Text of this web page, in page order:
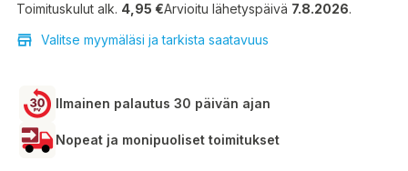
Toimituskulut alk. 4,95 €Arvioitu lähetyspäivä 7.8.2026.
Valitse myymäläsi ja tarkista saatavuus
Ilmainen palautus 30 päivän ajan
Nopeat ja monipuoliset toimitukset